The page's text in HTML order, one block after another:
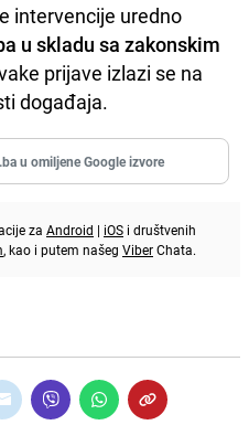
intervencije uredno
u skladu sa zakonskim
prijave izlazi se na
događaja.
u omiljene Google izvore
za Android | iOS i društvenih
, kao i putem našeg ViberChata.